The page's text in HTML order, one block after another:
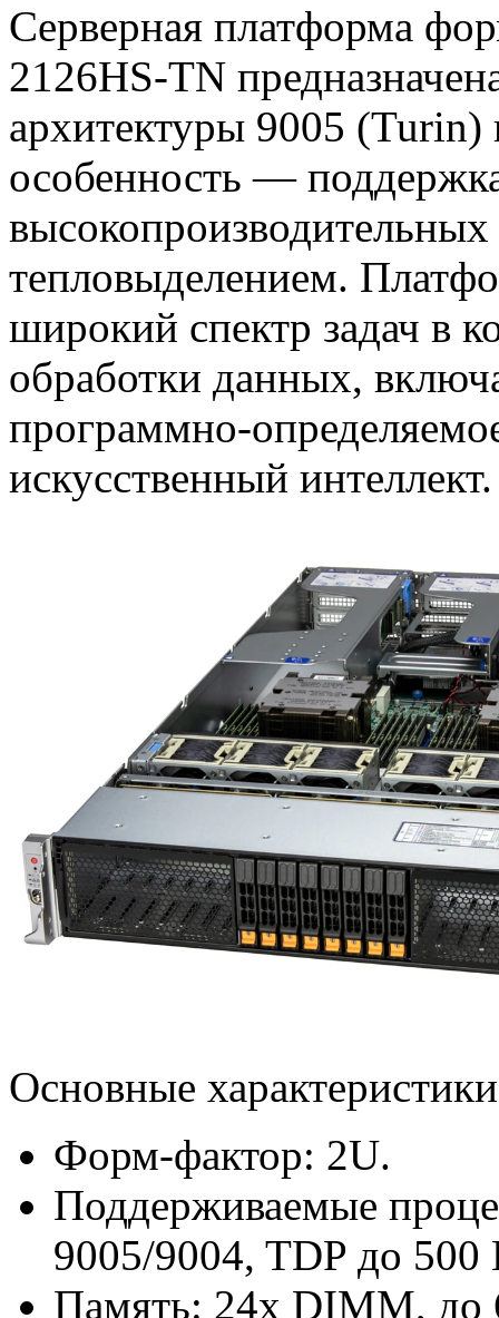
Серверная платформа
2126HS-TN
архитектуры 9005
особенность —
тепловыделением.
широкий спектр задач в
обработки данных,
программно-
искусственный интеллект.
Основные
Форм-фактор: 2U.
Поддерживаемые
9005/9004, TDP до 500
Память: 24x DIMM,